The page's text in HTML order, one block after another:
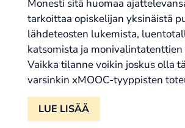
Monesti sitä huomaa
tarkoittaa opiskelijan yksinäistä
lähdeteosten lukemista,
katsomista ja monivalintatenttien
Vaikka tilanne voikin joskus olla
varsinkin xMOOC-tyyppisten
LUE LISÄÄ